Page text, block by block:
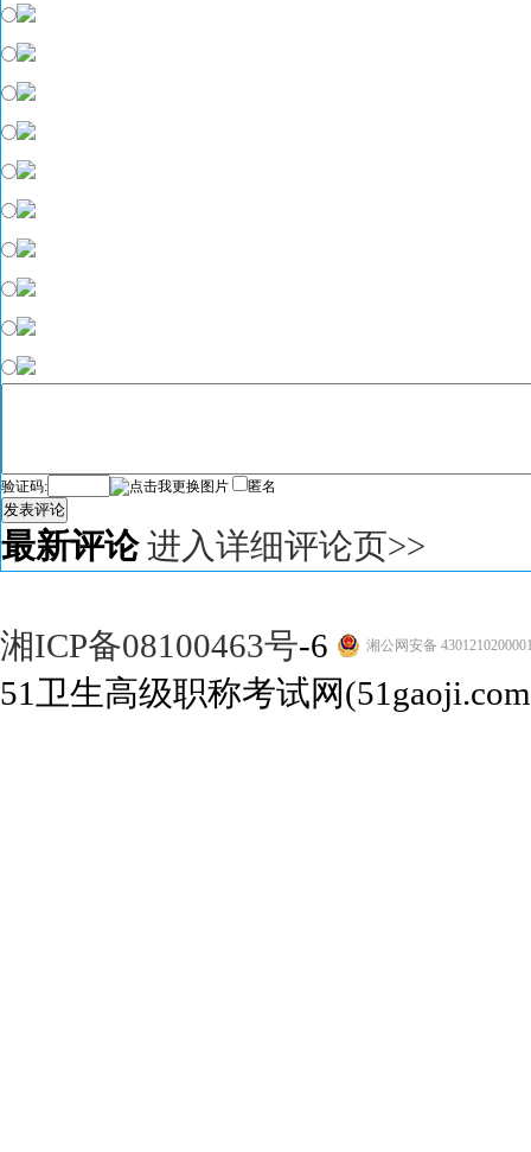
验证码: 匿名
发表评论
最新评论 进入详细评论页>>
湘ICP备08100463号-6 湘公网安备
51卫生高级职称考试网